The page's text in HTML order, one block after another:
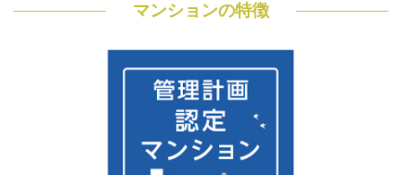
マンションの特徴